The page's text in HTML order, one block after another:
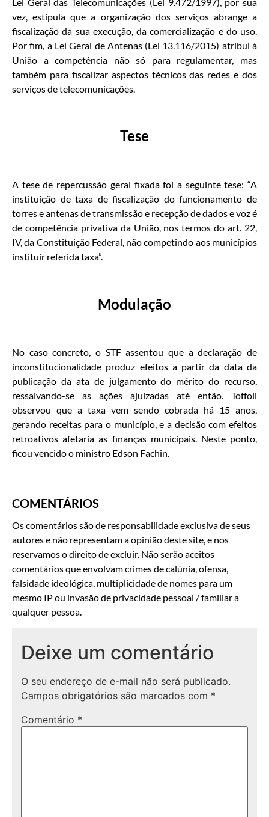
vez, estipula que a organização dos serviços abrange a
fiscalização da sua execução, da comercialização e do uso.
Por fim, a Lei Geral de Antenas (Lei 13.116/2015) atribui à
União a competência não só para regulamentar, mas
também para fiscalizar aspectos técnicos das redes e dos
serviços de telecomunicações.
Tese
A tese de repercussão geral fixada foi a seguinte tese: “A
instituição de taxa de fiscalização do funcionamento de
torres e antenas de transmissão e recepção de dados e voz é
de competência privativa da União, nos termos do art. 22,
IV, da Constituição Federal, não competindo aos municípios
instituir referida taxa”.
Modulação
No caso concreto, o STF assentou que a declaração de
inconstitucionalidade produz efeitos a partir da data da
publicação da ata de julgamento do mérito do recurso,
ressalvando-se as ações ajuizadas até então. Toffoli
observou que a taxa vem sendo cobrada há 15 anos,
gerando receitas para o município, e a decisão com efeitos
retroativos afetaria as finanças municipais. Neste ponto,
ficou vencido o ministro Edson Fachin.
COMENTÁRIOS
Os comentários são de responsabilidade exclusiva de seus
autores e não representam a opinião deste site, e nos
reservamos o direito de excluir. Não serão aceitos
comentários que envolvam crimes de calúnia, ofensa,
falsidade ideológica, multiplicidade de nomes para um
mesmo IP ou invasão de privacidade pessoal / familiar a
qualquer pessoa.
Deixe um comentário
O seu endereço de e-mail não será publicado.
Campos obrigatórios são marcados com *
Comentário *